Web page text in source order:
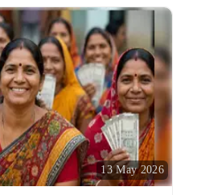
13 May 2026